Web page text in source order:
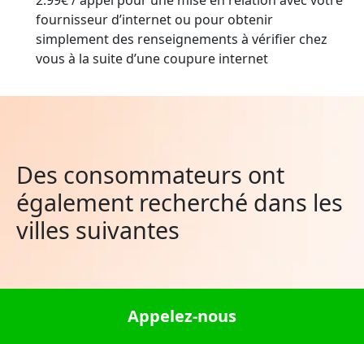
fournisseur d’internet ou pour obtenir
simplement des renseignements à vérifier chez
vous à la suite d’une coupure internet
Des consommateurs ont
également recherché dans les
villes suivantes
Appelez-nous